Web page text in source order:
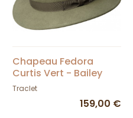
Chapeau Fedora
Curtis Vert - Bailey
Traclet
159,00 €